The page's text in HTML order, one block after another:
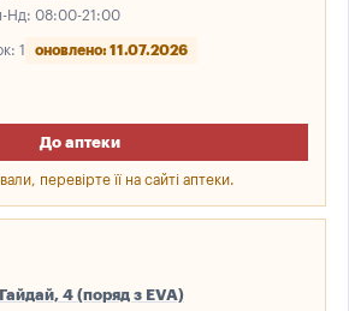
Нд: 08:00-21:00
1 оновлено: 11.07.2026
До аптеки
перевірте її на сайті аптеки.
4 (поряд з EVA)